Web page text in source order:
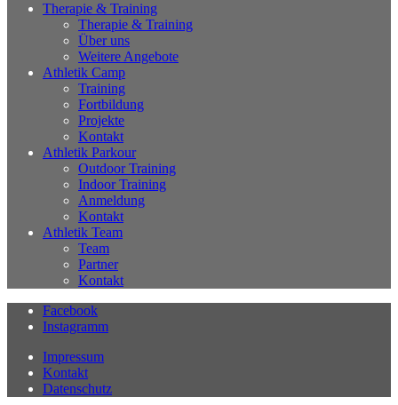
Therapie & Training
Therapie & Training
Über uns
Weitere Angebote
Athletik Camp
Training
Fortbildung
Projekte
Kontakt
Athletik Parkour
Outdoor Training
Indoor Training
Anmeldung
Kontakt
Athletik Team
Team
Partner
Kontakt
Facebook
Instagramm
Impressum
Kontakt
Datenschutz